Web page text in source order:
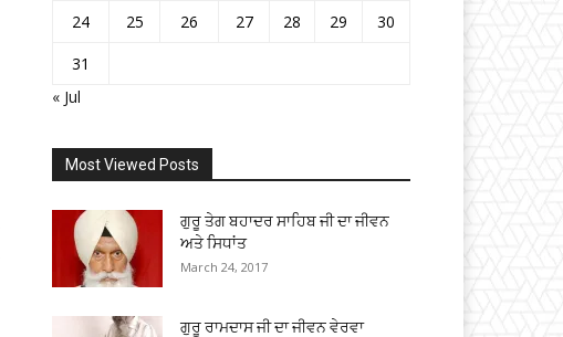
24
25 26 27 28 29
30
31
« Jul
Most Viewed Posts
ਗੁਰੂ ਤੇਗ ਬਹਾਦਰ ਸਾਹਿਬ ਜੀ ਦਾ ਜੀਵਨ
ਅਤੇ ਸਿਧਾਂਤ
March 24, 2017
ਗੁਰੂ ਰਾਮਦਾਸ ਜੀ ਦਾ ਜੀਵਨ ਵੇਰਵਾ